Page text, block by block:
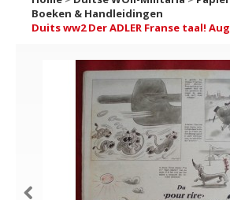
Boeken & Handleidingen
Duits ww2 Der ADLER Franse taal!